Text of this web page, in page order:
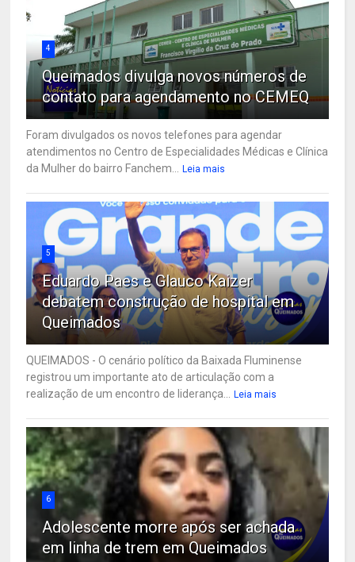
4
Queimados divulga novos números de
contato para agendamento no CEMEQ
Foram divulgados os novos telefones para agendar
atendimentos no Centro de Especialidades Médicas e Clínica
da Mulher do bairro Fanchem...
Leia mais
5
Eduardo Paes e Glauco Kaizer
debatem construção de hospital em
Queimados
QUEIMADOS - O cenário político da Baixada Fluminense
registrou um importante ato de articulação com a
realização de um encontro de liderança...
Leia mais
6
Adolescente morre após ser achada
em linha de trem em Queimados